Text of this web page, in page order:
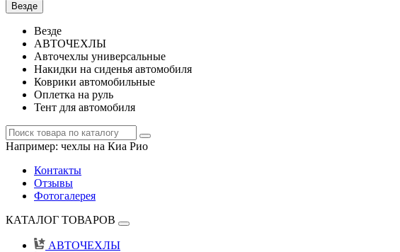
Везде
Везде
АВТОЧЕХЛЫ
Авточехлы универсальные
Накидки на сиденья автомобиля
Коврики автомобильные
Оплетка на руль
Тент для автомобиля
Например: чехлы на Киа Рио
Контакты
Отзывы
Фотогалерея
КАТАЛОГ ТОВАРОВ
АВТОЧЕХЛЫ